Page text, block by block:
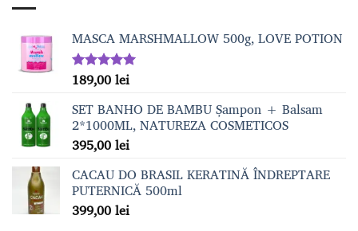
MASCA MARSHMALLOW 500g, LOVE POTION
Evaluat la
5.00din 5
189,00lei
SET BANHO DE BAMBU Șampon + Balsam
2*1000ML, NATUREZA COSMETICOS
395,00lei
CACAU DO BRASIL KERATINĂ ÎNDREPTARE
PUTERNICĂ 500ml
399,00lei